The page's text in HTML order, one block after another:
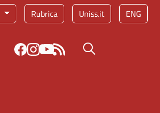
Rubrica Uniss.it ENG
Bottone cerca